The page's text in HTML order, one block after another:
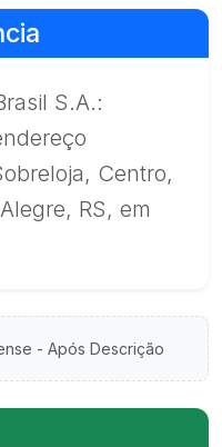
S.A.:
Centro,
RS, em
- Após Descrição